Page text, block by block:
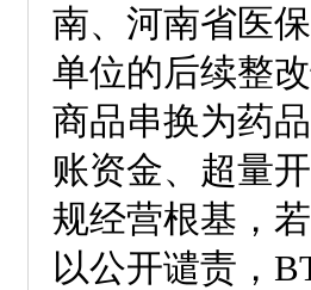
南、河南省医
单位的后续整
商品串换为药
账资金、超量
规经营根基，
以公开谴责，